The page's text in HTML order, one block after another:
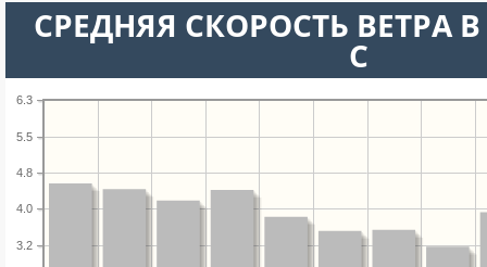
СРЕДНЯЯ СКОРОСТЬ ВЕТРА
С
3.2
4.0
4.8
5.5
6.3